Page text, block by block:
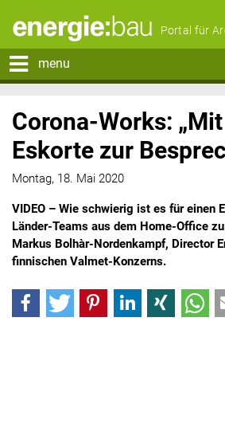
Portal für
menu
Corona-Works:
Eskorte zur
Montag, 18. Mai 2020
VIDEO – Wie schwierig ist es für einen
Länder-Teams aus dem Home-Office
Markus Bolhàr-Nordenkampf, Director
finnischen Valmet-Konzerns.